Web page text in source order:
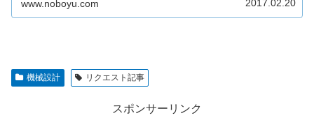
www.noboyu.com 2017.02.20
機械設計 リクエスト記事
スポンサーリンク